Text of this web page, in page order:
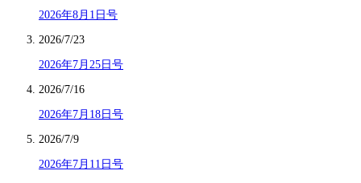
2026年8月1日号
2026/7/23
2026年7月25日号
2026/7/16
2026年7月18日号
2026/7/9
2026年7月11日号